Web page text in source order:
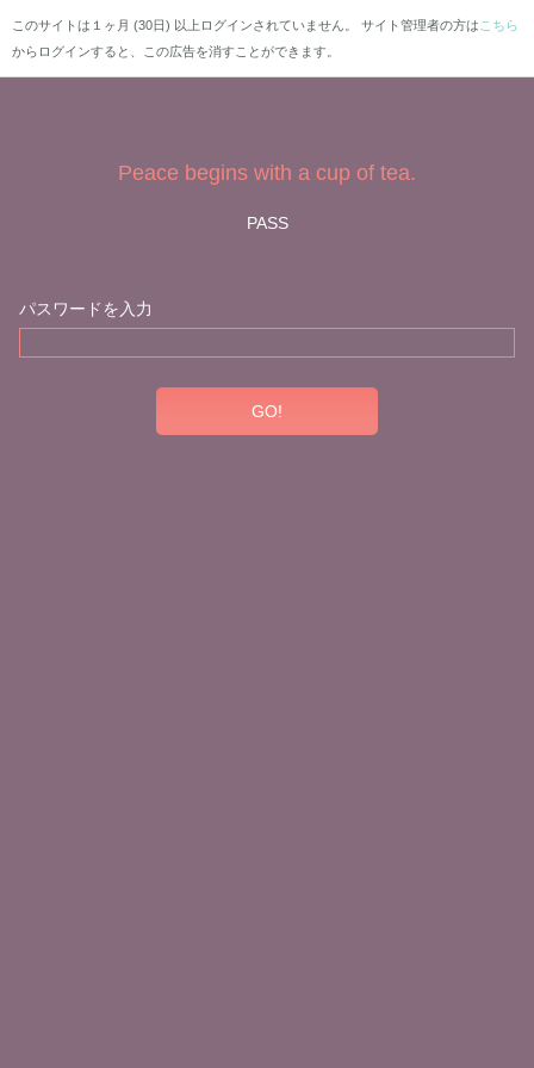
このサイトは１ヶ月 (30日) 以上ログインされていません。 サイト管理者の方は こちら
からログインすると、この広告を消すことができます。
Peace begins with a cup of tea.
PASS
パスワードを入力
GO!